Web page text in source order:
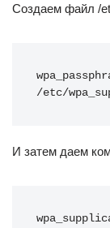
Создаем файл /
/etc/
И затем даем